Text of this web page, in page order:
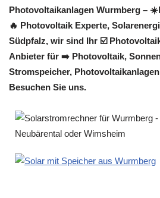
Photovoltaikanlagen Wurmberg –
🔥 Photovoltaik Experte,
Südpfalz, wir sind Ihr ☑️
Anbieter für ➡️ Photovoltaik,
Stromspeicher,
Besuchen Sie uns.